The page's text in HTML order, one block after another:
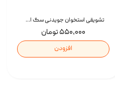
تشویقی استخوان جویدنی سگ اسنکی کرانچی با طعم مرغ Snacky Crunchy Munchy وزن 100 گرم
۵۵۰,۰۰۰ تومان
افزودن